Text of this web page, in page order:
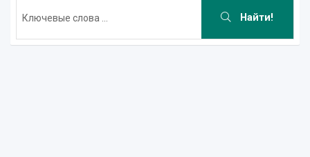
Найти!